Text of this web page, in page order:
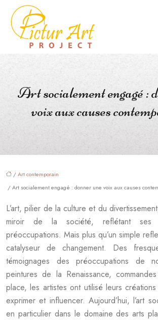
Art socialement engagé :
voix aux causes
/Art contemporain
/ Art socialement engagé : donner une voix aux causes
L’art, pilier de la culture et du
miroir de la société, reflétant ses
préoccupations. Mais plus qu’un simple
catalyseur de changement. Des
témoignages des préoccupations de
peintures de la Renaissance,
place, les artistes ont utilisé leurs
exprimer et influencer. Aujourd’hui, l’art
en particulier dans le domaine des arts